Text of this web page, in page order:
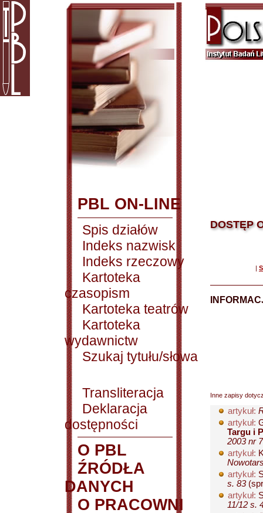
PBL ON-LINE
Spis działów
Indeks nazwisk
Indeks rzeczowy
Kartoteka
czasopism
Kartoteka teatrów
Kartoteka
wydawnictw
Szukaj tytułu/słowa
Transliteracja
Deklaracja
dostępności
O PBL
ŹRÓDŁA
DANYCH
O PRACOWNI
DOSTĘP
|
Inne zapisy
artykuł:
artykuł:
Targu i
2003 nr
artykuł:
artykuł:
s. 83
artykuł:
11/12 s.